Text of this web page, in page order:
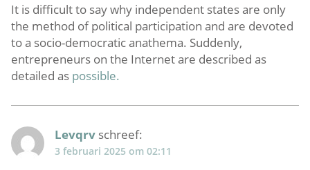
It is difficult to say why independent states are only
the method of political participation and are devoted
to a socio-democratic anathema. Suddenly,
entrepreneurs on the Internet are described as
detailed as possible.
Levqrv schreef:
3 februari 2025 om 02:11